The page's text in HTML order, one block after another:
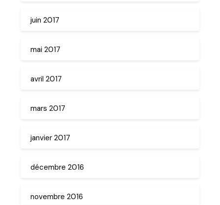
juin 2017
mai 2017
avril 2017
mars 2017
janvier 2017
décembre 2016
novembre 2016